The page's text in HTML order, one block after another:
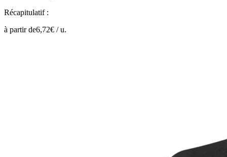
Récapitulatif :
à partir de6,72€ /u.